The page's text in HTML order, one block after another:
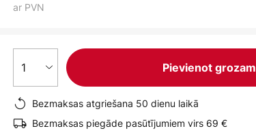
ar PVN
1 Pievienot grozam
Bezmaksas atgriešana 50 dienu laikā
Bezmaksas piegāde pasūtījumiem virs 69 €